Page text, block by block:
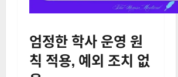
엄정한 학사 운영 원
칙 적용, 예외 조치 없
음